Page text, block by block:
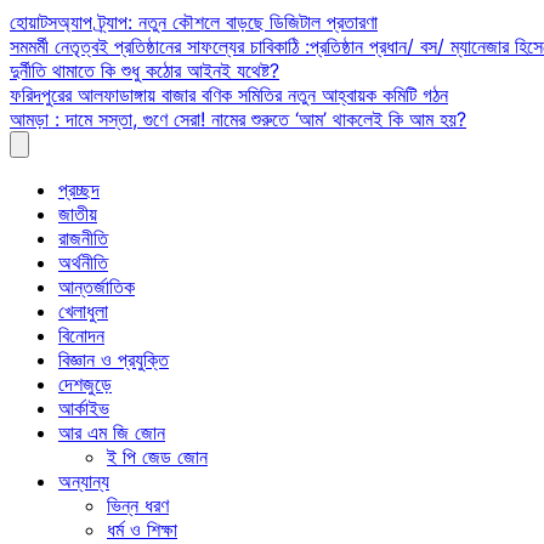
Skip
to
content
হোয়াটসঅ্যাপ ট্র্যাপ: নতুন কৌশলে বাড়ছে ডিজিটাল প্রতারণা
সমমর্মী নেতৃত্বই প্রতিষ্ঠানের সাফল্যের চাবিকাঠি :প্রতিষ্ঠান প্রধান/ বস/ ম্যানেজার
দুর্নীতি থামাতে কি শুধু কঠোর আইনই যথেষ্ট?
ফরিদপুরের আলফাডাঙ্গায় বাজার বণিক সমিতির নতুন আহ্বায়ক কমিটি গঠন
আমড়া : দামে সস্তা, গুণে সেরা! নামের শুরুতে ‘আম’ থাকলেই কি আম হয়?
প্রচ্ছদ
জাতীয়
রাজনীতি
অর্থনীতি
আন্তর্জাতিক
খেলাধুলা
বিনোদন
বিজ্ঞান ও প্রযুক্তি
দেশজুড়ে
আর্কাইভ
আর এম জি জোন
ই পি জেড জোন
অন্যান্য
ভিন্ন ধরণ
ধর্ম ও শিক্ষা